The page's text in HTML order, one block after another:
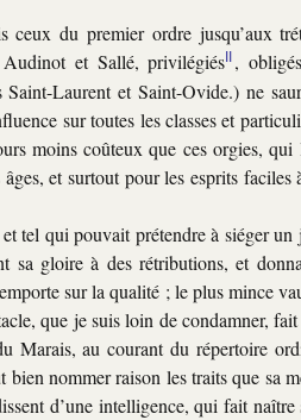
ceux du premier ordre jusqu’aux
et Sallé, privilégiés ,
Laurent et Saint-Ovide.) ne
sur toutes les classes et
moins coûteux que ces orgies, qui
et surtout pour les esprits
tel qui pouvait prétendre à siéger
sa gloire à des rétributions, et
sur la qualité ; le plus mince
que je suis loin de condamner,
Marais, au courant du répertoire
bien nommer raison les traits que sa
d’une intelligence, qui fait